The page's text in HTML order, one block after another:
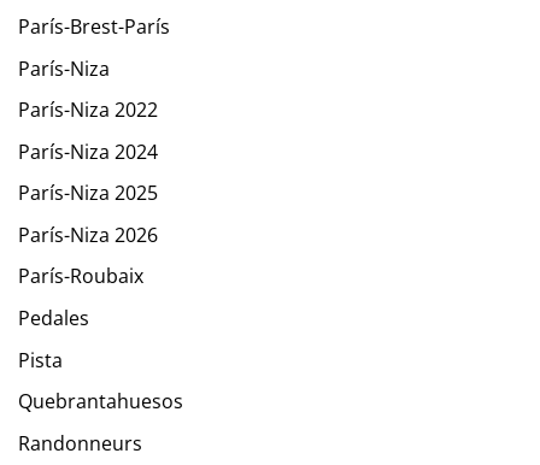
París-Brest-París
París-Niza
París-Niza 2022
París-Niza 2024
París-Niza 2025
París-Niza 2026
París-Roubaix
Pedales
Pista
Quebrantahuesos
Randonneurs